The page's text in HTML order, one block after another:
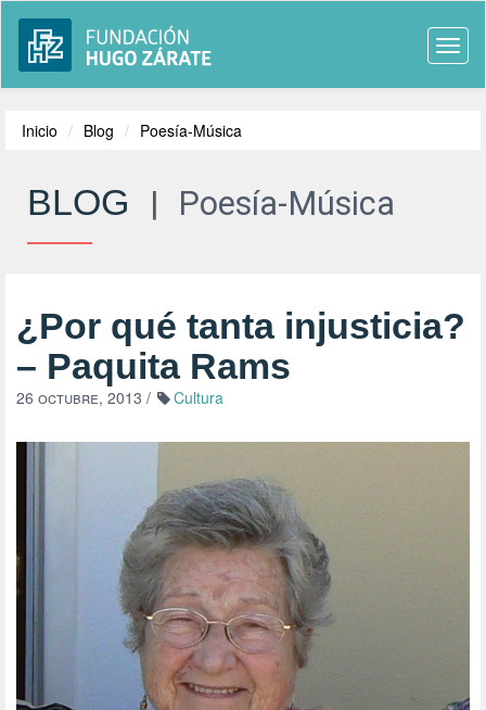
Inicio Blog Poesía-Música
BLOG | Poesía-Música
¿Por qué tanta injusticia?
– Paquita Rams
26 octubre, 2013 / Cultura